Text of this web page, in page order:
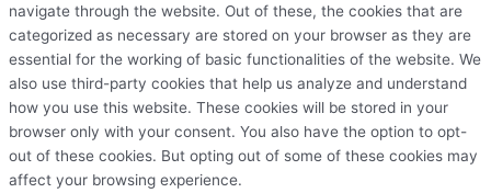
navigate through the website. Out of these, the cookies that are
categorized as necessary are stored on your browser as they are
essential for the working of basic functionalities of the website. We
also use third-party cookies that help us analyze and understand
how you use this website. These cookies will be stored in your
browser only with your consent. You also have the option to opt-
out of these cookies. But opting out of some of these cookies may
affect your browsing experience.